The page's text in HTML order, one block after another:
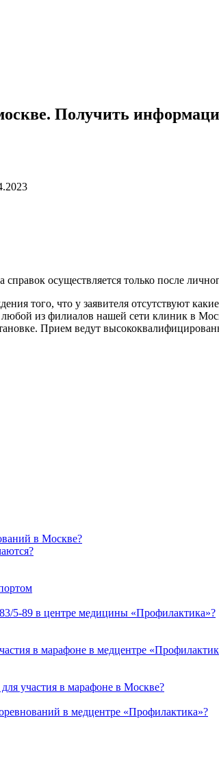
Получить
осуществляется только после
того, что у заявителя отсутствуют
любой из филиалов нашей сети клиник в
Прием ведут
в Москве?
5-89 в центре медицины «Профилактика»?
в марафоне в медцентре
участия в марафоне в Москве?
в медцентре «Профилактика»?